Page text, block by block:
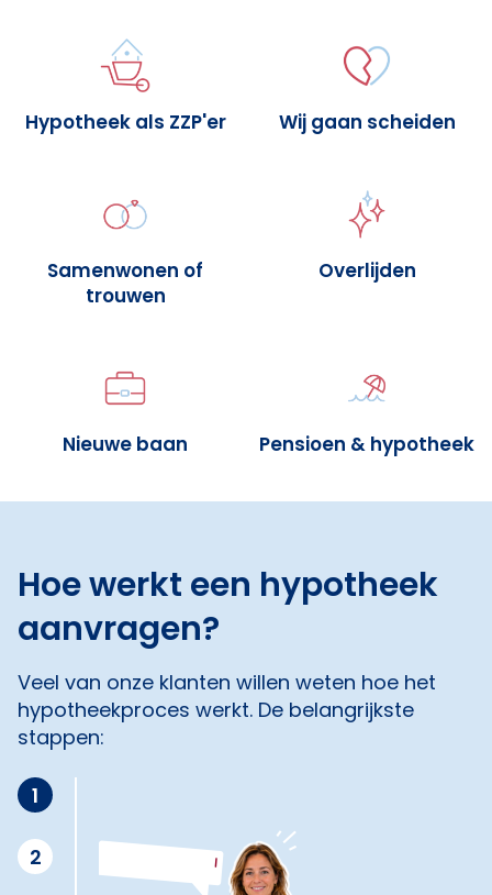
Hypotheek als ZZP'er Wij gaan scheiden
Samenwonen of
trouwen
Overlijden
Nieuwe baan Pensioen & hypotheek
Hoe werkt een hypotheek
aanvragen?
Veel van onze klanten willen weten hoe het
hypotheekproces werkt. De belangrijkste
stappen:
1
2